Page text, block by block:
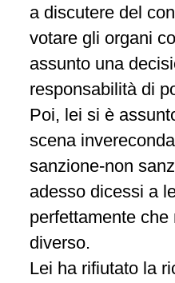
a discutere del
votare gli organi
assunto una
responsabilità di
Poi, lei si è
scena
sanzione-non
adesso dicessi a
perfettamente
diverso.
Lei ha rifiutato la